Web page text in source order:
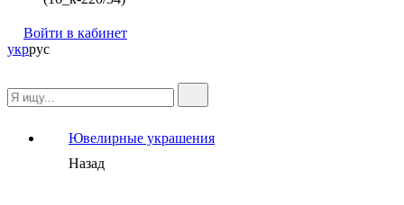
Войти в кабинет
укррус
Ювелирные украшения
Назад